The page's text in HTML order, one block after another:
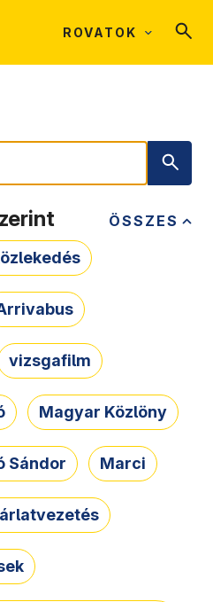
ROVATOK
ÖSSZES
vizsgafilm
Magyar Közlöny
Sándor Marci